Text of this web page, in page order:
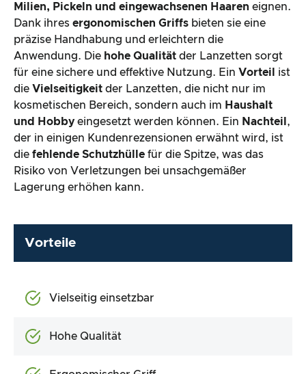
Milien, Pickeln und eingewachsenen Haaren eignen.
Dank ihres ergonomischen Griffs bieten sie eine
präzise Handhabung und erleichtern die
Anwendung. Die hohe Qualität der Lanzetten sorgt
für eine sichere und effektive Nutzung. Ein Vorteil
ist
die Vielseitigkeit der Lanzetten, die nicht nur im
kosmetischen Bereich, sondern auch im Haushalt
und Hobby eingesetzt werden können. Ein Nachteil ,
der in einigen Kundenrezensionen erwähnt wird, ist
die fehlende Schutzhülle für die Spitze, was das
Risiko von Verletzungen bei unsachgemäßer
Lagerung erhöhen kann.
Vorteile
Vielseitig einsetzbar
Hohe Qualität